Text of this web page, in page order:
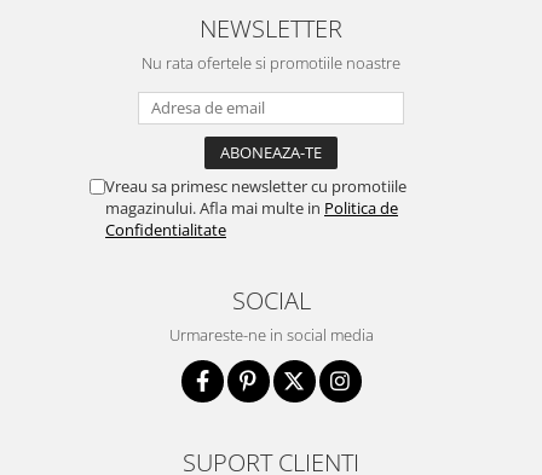
NEWSLETTER
Nu rata ofertele si promotiile noastre
Vreau sa primesc newsletter cu promotiile
magazinului. Afla mai multe in Politica de
Confidentialitate
SOCIAL
Urmareste-ne in social media
SUPORT CLIENTI